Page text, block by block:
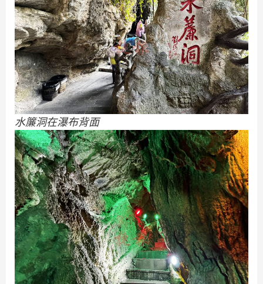
水簾洞在瀑布背面